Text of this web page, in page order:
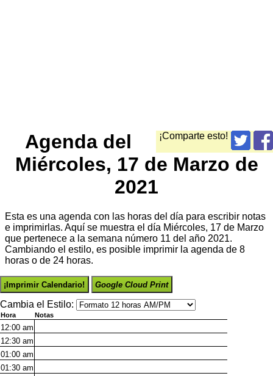
¡Comparte esto!
Agenda del
Miércoles, 17 de Marzo de
2021
Esta es una agenda con las horas del día para escribir notas
e imprimirlas. Aquí se muestra el día Miércoles, 17 de Marzo
que pertenece a la semana número 11 del año 2021.
Cambiando el estilo, es posible imprimir la agenda de 8
horas o de 24 horas.
¡Imprimir Calendario! Google Cloud Print
Cambia el Estilo:
Hora Notas
12:00 am
12:30 am
01:00 am
01:30 am